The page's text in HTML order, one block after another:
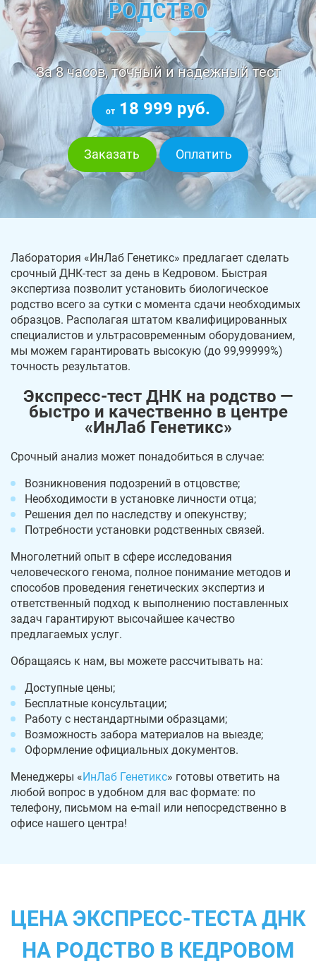
РОДСТВО
За 8 часов, точный и надежный тест
от 18 999 руб.
Заказать Оплатить
Лаборатория «ИнЛаб Генетикс» предлагает сделать
срочный ДНК-тест за день в Кедровом. Быстрая
экспертиза позволит установить биологическое
родство всего за сутки с момента сдачи необходимых
образцов. Располагая штатом квалифицированных
специалистов и ультрасовременным оборудованием,
мы можем гарантировать высокую (до 99,99999%)
точность результатов.
Экспресс-тест ДНК на родство —
быстро и качественно в центре
«ИнЛаб Генетикс»
Срочный анализ может понадобиться в случае:
Возникновения подозрений в отцовстве;
Необходимости в установке личности отца;
Решения дел по наследству и опекунству;
Потребности установки родственных связей.
Многолетний опыт в сфере исследования
человеческого генома, полное понимание методов и
способов проведения генетических экспертиз и
ответственный подход к выполнению поставленных
задач гарантируют высочайшее качество
предлагаемых услуг.
Обращаясь к нам, вы можете рассчитывать на:
Доступные цены;
Бесплатные консультации;
Работу с нестандартными образцами;
Возможность забора материалов на выезде;
Оформление официальных документов.
Менеджеры « ИнЛаб Генетикс» готовы ответить на
любой вопрос в удобном для вас формате: по
телефону, письмом на e-mail или непосредственно в
офисе нашего центра!
ЦЕНА ЭКСПРЕСС-ТЕСТА ДНК
НА РОДСТВО В КЕДРОВОМ